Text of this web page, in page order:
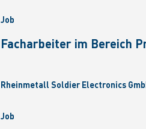
Job
Facharbeiter im Bereich
Rheinmetall Soldier Electronics
Job